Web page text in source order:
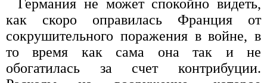
Германия не может спокойно видеть,
как скоро оправилась Франция от
сокрушительного поражения в войне, в
то время как сама она так и не
обогатилась за счет контрибуции.